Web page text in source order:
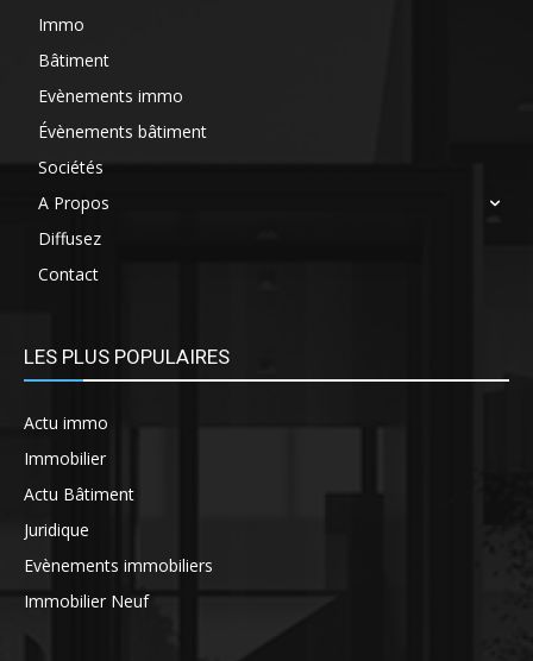
Immo
Bâtiment
Evènements immo
Évènements bâtiment
Sociétés
A Propos
Diffusez
Contact
LES PLUS POPULAIRES
Actu immo
Immobilier
Actu Bâtiment
Juridique
Evènements immobiliers
Immobilier Neuf